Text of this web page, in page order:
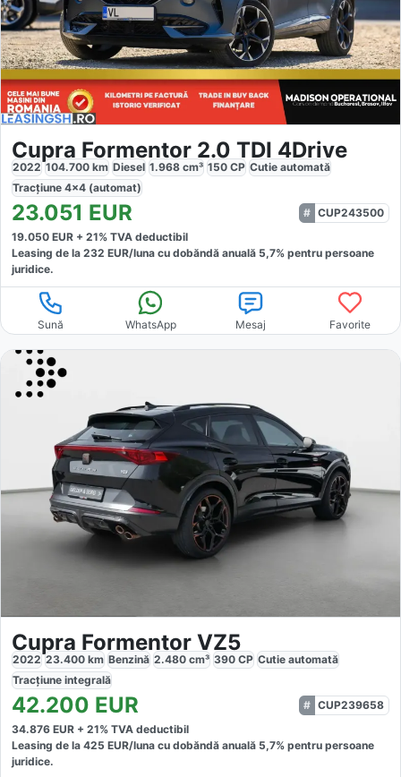
Cupra Formentor 2.0 TDI 4Drive
2022 104.700 km Diesel 1.968 cm³ 150 CP Cutie automată
Tracțiune 4x4 (automat)
23.051 EUR
CUP243500
19.050 EUR + 21% TVA deductibil
Leasing de la 232 EUR/luna cu dobăndă anuală 5,7% pentru persoane
juridice.
Sună WhatsApp Mesaj Favorite
Cupra Formentor VZ5
2022 23.400 km Benzină 2.480 cm³ 390 CP Cutie automată
Tracțiune integrală
42.200 EUR
CUP239658
34.876 EUR + 21% TVA deductibil
Leasing de la 425 EUR/luna cu dobăndă anuală 5,7% pentru persoane
juridice.